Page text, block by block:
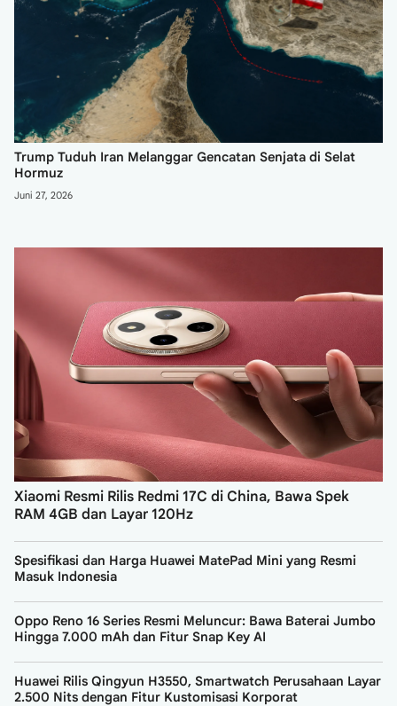
Trump Tuduh Iran Melanggar Gencatan Senjata di Selat
Hormuz
Juni 27, 2026
Xiaomi Resmi Rilis Redmi 17C di China, Bawa Spek
RAM 4GB dan Layar 120Hz
Spesifikasi dan Harga Huawei MatePad Mini yang Resmi
Masuk Indonesia
Oppo Reno 16 Series Resmi Meluncur: Bawa Baterai Jumbo
Hingga 7.000 mAh dan Fitur Snap Key AI
Huawei Rilis Qingyun H3550, Smartwatch Perusahaan Layar
2.500 Nits dengan Fitur Kustomisasi Korporat